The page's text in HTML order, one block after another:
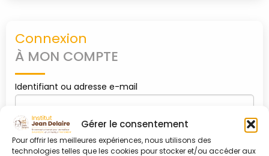
Gérer le consentement
Pour offrir les meilleures expériences, nous utilisons des
technologies telles que les cookies pour stocker et/ou accéder aux
Connexion
À MON COMPTE
Identifiant ou adresse e-mail
Mot de passe
CONTACT
MON
COMPTE